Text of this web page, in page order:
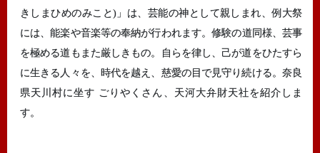
きしまひめのみこと)」は、芸能の神として親しまれ、例大祭
には、能楽や音楽等の奉納が行われます。修験の道同様、芸事
を極める道もまた厳しきもの。自らを律し、己が道をひたすら
に生きる人々を、時代を越え、慈愛の目で見守り続ける。奈良
県天川村に坐す ごりやくさん、天河大弁財天社を紹介しま
す。